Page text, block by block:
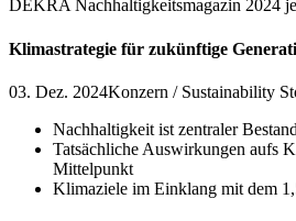
DEKRA Nachhaltigkeitsmagazin 2024
Klimastrategie für zukünftige
03. Dez. 2024Konzern / Sustainability
Nachhaltigkeit ist zentraler
Tatsächliche Auswirkungen aufs
Mittelpunkt
Klimaziele im Einklang mit dem